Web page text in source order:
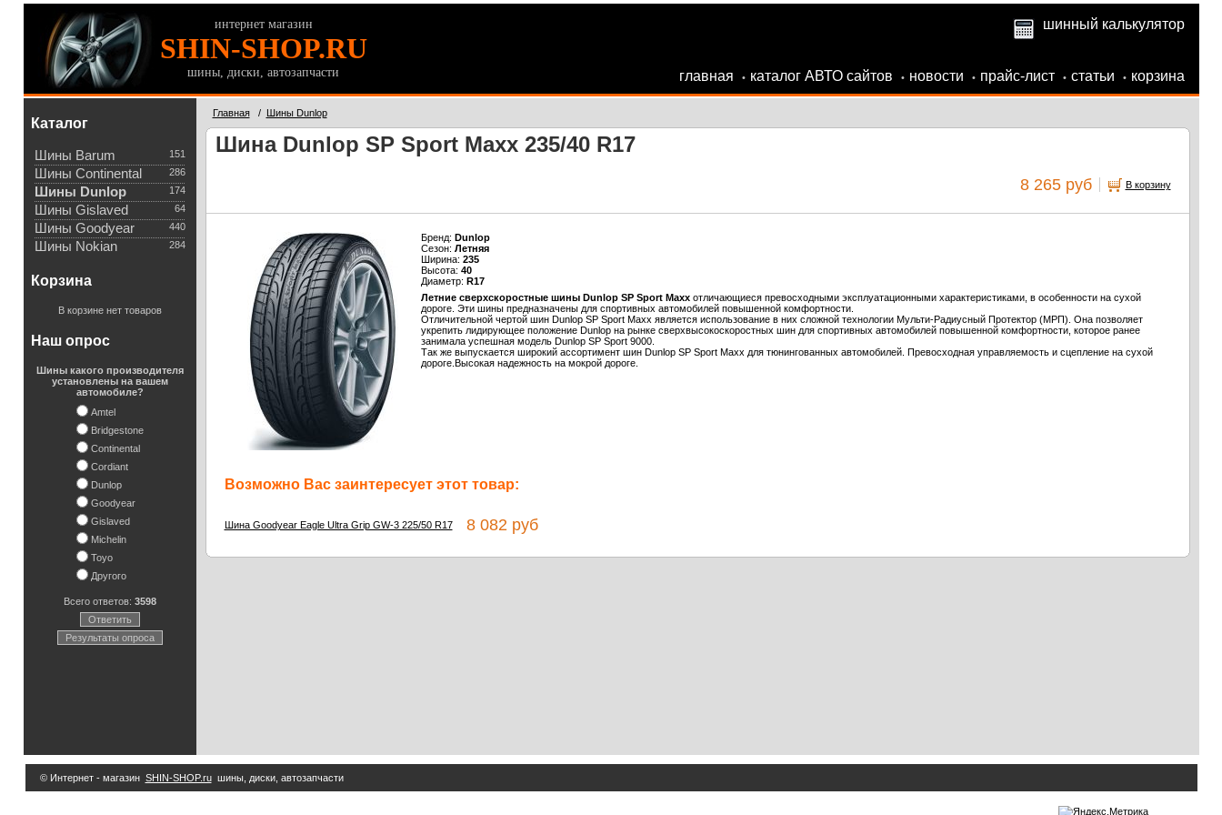
интернет магазин
SHIN-SHOP.RU
шины, диски, автозапчасти
шинный калькулятор
главная • каталог АВТО сайтов • новости • прайс-лист • статьи • корзина
Каталог
151
Шины Barum
286
Шины Continental
174
Шины Dunlop
64
Шины Gislaved
440
Шины Goodyear
284
Шины Nokian
Корзина
В корзине нет товаров
Наш опрос
Шины какого производителя
установлены на вашем
автомобиле?
Amtel
Bridgestone
Continental
Cordiant
Dunlop
Goodyear
Gislaved
Michelin
Toyo
Другого
Всего ответов: 3598
Ответить
Результаты опроса
Главная/ Шины Dunlop
Шина Dunlop SP Sport Maxx 235/40 R17
8 265 руб В корзину
Бренд: Dunlop
Сезон: Летняя
Ширина: 235
Высота: 40
Диаметр: R17
Летние сверхскоростные шины Dunlop SP Sport Maxxотличающиеся превосходными эксплуатационными характеристиками, в особенности на сухой
дороге. Эти шины предназначены для спортивных автомобилей повышенной комфортности.
Отличительной чертой шин Dunlop SP Sport Maxx является использование в них сложной технологии Мульти-Радиусный Протектор (МРП). Она позволяет
укрепить лидирующее положение Dunlop на рынке сверхвысокоскоростных шин для спортивных автомобилей повышенной комфортности, которое ранее
занимала успешная модель Dunlop SP Sport 9000.
Так же выпускается широкий ассортимент шин Dunlop SP Sport Maxx для тюнингованных автомобилей. Превосходная управляемость и сцепление на сухой
дороге.Высокая надежность на мокрой дороге.
Возможно Вас заинтересует этот товар:
Шина Goodyear Eagle Ultra Grip GW-3 225/50 R178 082 руб
© Интернет - магазин SHIN-SHOP.ruшины, диски, автозапчасти